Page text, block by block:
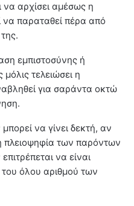
να αρχίσει αμέσως η
να παραταθεί πέρα από
εμπιστοσύνης ή
τελειώσει η
για σαράντα οκτώ
να γίνει δεκτή, αν
πλειοψηφία των παρόντων
να είναι
όλου αριθμού των